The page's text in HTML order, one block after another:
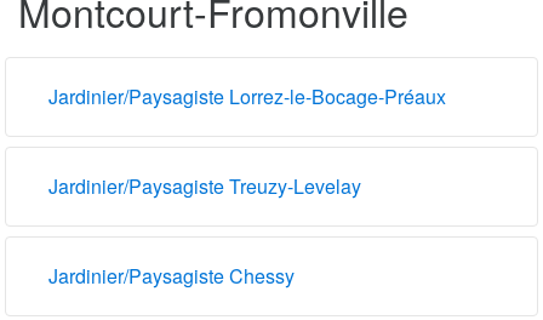
Jardinier/Paysagiste Lorrez-le-Bocage-Préaux
Jardinier/Paysagiste Treuzy-Levelay
Jardinier/Paysagiste Chessy